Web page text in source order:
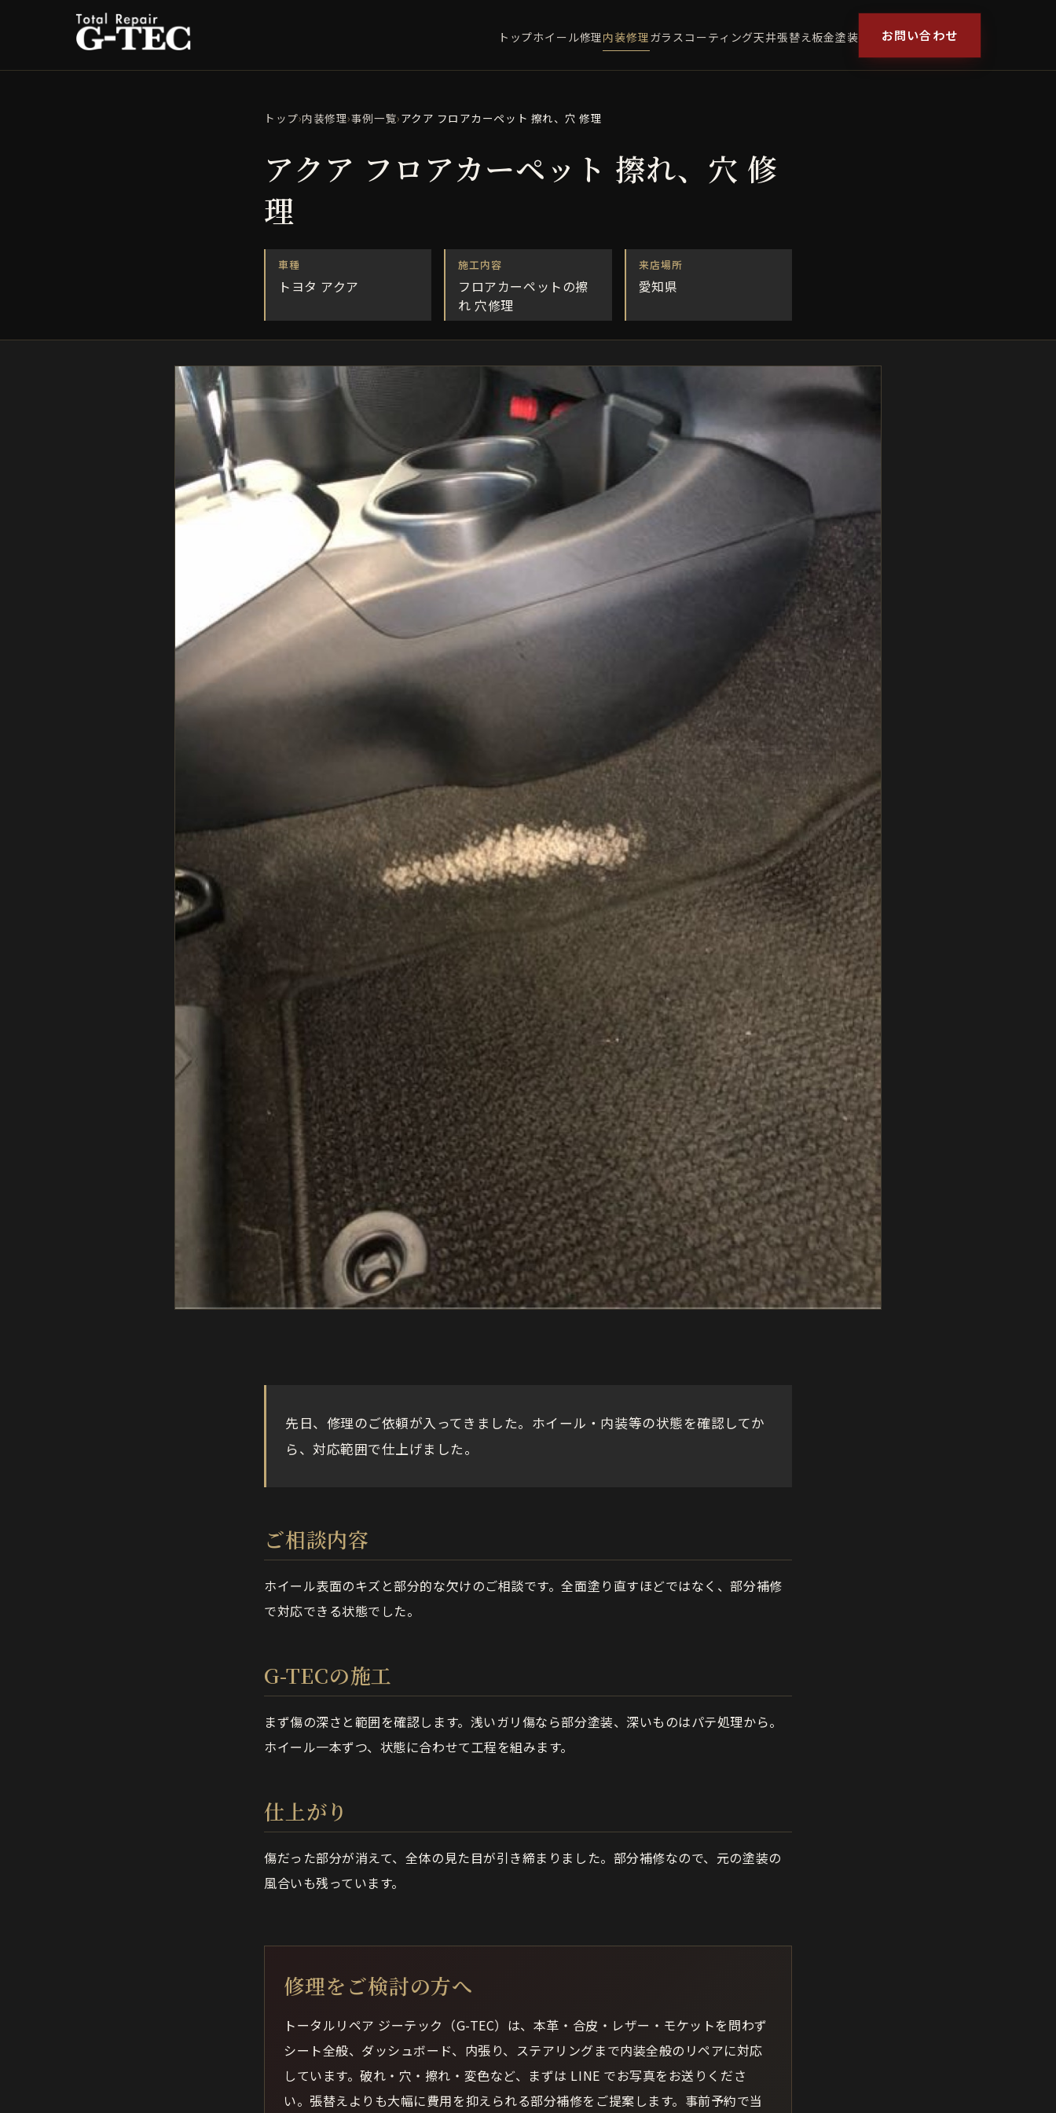
トップホイール修理内装修理ガラスコーティング天井張替え板金塗装 お問い合わせ
トップ›内装修理›事例一覧›アクア フロアカーペット 擦れ、穴 修理
アクア フロアカーペット 擦れ、穴 修
理
車種
トヨタ アクア
施工内容
フロアカーペットの擦
れ 穴修理
来店場所
愛知県
先日、修理のご依頼が入ってきました。ホイール・内装等の状態を確認してか
ら、対応範囲で仕上げました。
ご相談内容
ホイール表面のキズと部分的な欠けのご相談です。全面塗り直すほどではなく、部分補修
で対応できる状態でした。
G-TECの施工
まず傷の深さと範囲を確認します。浅いガリ傷なら部分塗装、深いものはパテ処理から。
ホイール一本ずつ、状態に合わせて工程を組みます。
仕上がり
傷だった部分が消えて、全体の見た目が引き締まりました。部分補修なので、元の塗装の
風合いも残っています。
修理をご検討の方へ
トータルリペア ジーテック（G-TEC）は、本革・合皮・レザー・モケットを問わず
シート全般、ダッシュボード、内張り、ステアリングまで内装全般のリペアに対応
しています。破れ・穴・擦れ・変色など、まずは LINE でお写真をお送りくださ
い。張替えよりも大幅に費用を抑えられる部分補修をご提案します。事前予約で当